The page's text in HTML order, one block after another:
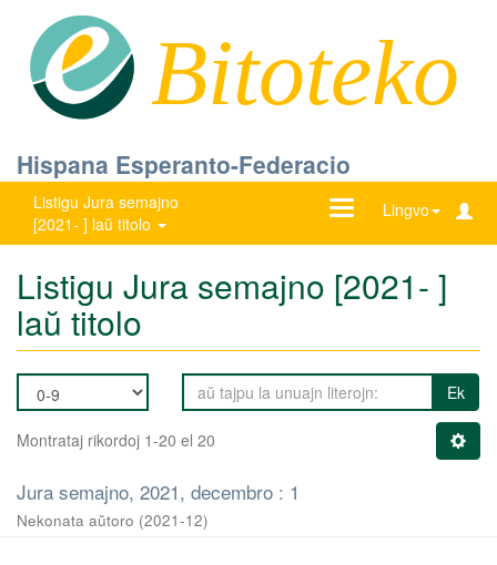
Bitoteko
Hispana Esperanto-Federacio
Listigu Jura semajno
[2021- ] laŭ titolo
Lingvo
Ŝanĝu
Listigu Jura semajno [2021- ]
laŭ titolo
Ek
Montrataj rikordoj 1-20 el 20
Jura semajno, 2021, decembro : 1
Nekonata aŭtoro (2021-12)